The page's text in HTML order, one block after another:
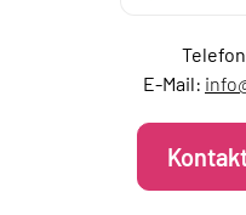
E-Mail: